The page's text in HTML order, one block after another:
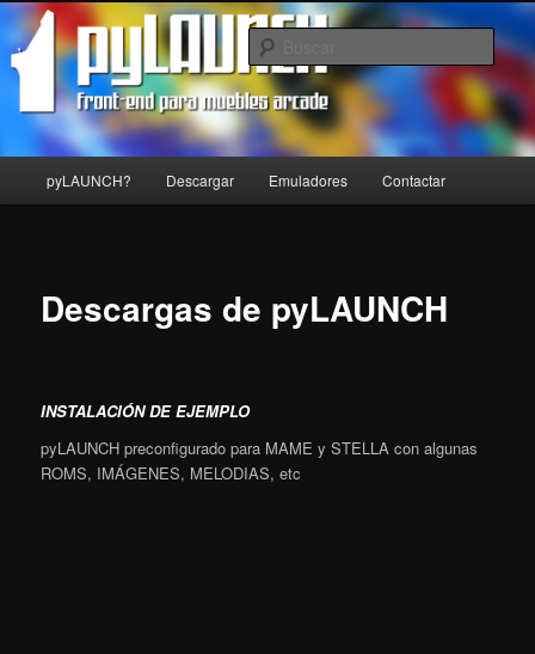
pyLAUNCH
Front-end para muebles arcade
principal
Ir
pyLAUNCH? Descargar Emuladores Contactar
Descargas de pyLAUNCH
INSTALACIÓN DE EJEMPLO
pyLAUNCH preconfigurado para MAME y STELLA con algunas
ROMS, IMÁGENES, MELODIAS, etc